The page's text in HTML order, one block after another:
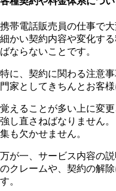
携帯電話販売員の仕事で
細かい契約内容や変化す
ばならないことです。
特に、契約に関わる注意
門家としてきちんとお客
覚えることが多い上に変
強し直さねばなりません
集も欠かせません。
万が一、サービス内容の
のクレームや、契約の解
す。